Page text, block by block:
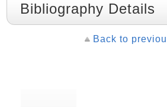
Bibliography Details
Back to